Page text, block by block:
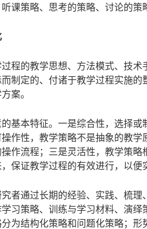
课策略、思考的策略、讨论的
程的教学思想、方法模式、技
制定的、付诸于教学过程实施
案。
基本特征。一是综合性，选择
作性，教学策略不是抽象的教
作流程；三是灵活性，教学策
保证教学过程的有效进行，以
者通过长期的经验、实践、梳
习策略、训练与学习材料、演
为结构化策略和问题化策略；